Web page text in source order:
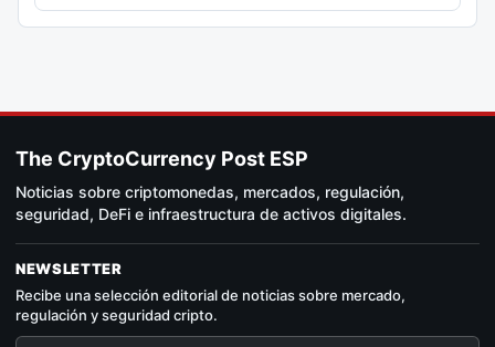
The CryptoCurrency Post ESP
Noticias sobre criptomonedas, mercados, regulación,
seguridad, DeFi e infraestructura de activos digitales.
NEWSLETTER
Recibe una selección editorial de noticias sobre mercado,
regulación y seguridad cripto.